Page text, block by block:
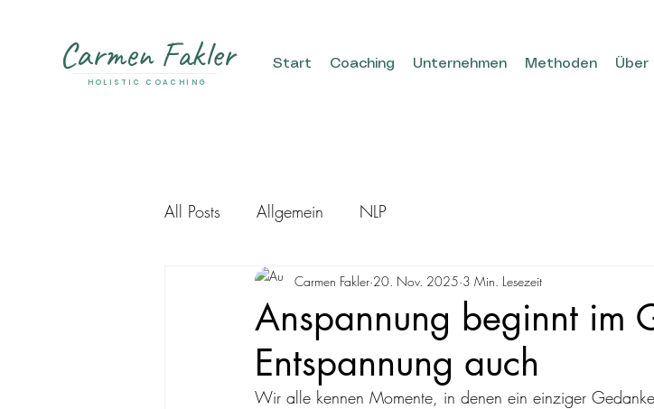
Carmen Fakler
HOLISTIC COACHING
Start Coaching Unternehmen Methoden Über
All Posts Allgemein NLP
Anspannung beginnt im
Entspannung auch
Carmen Fakler 20. Nov. 2025 3 Min. Lesezeit
Wir alle kennen Momente, in denen ein einziger